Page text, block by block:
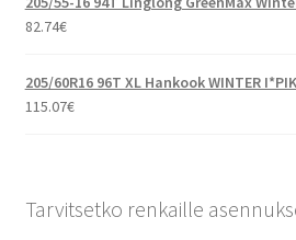
82.74€
205/60R16 96T XL Hankook WINTER
115.07€
Tarvitsetko renkaille